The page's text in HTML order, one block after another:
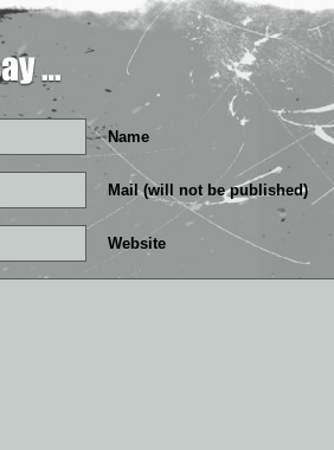
Name
Mail (will not be published)
Website